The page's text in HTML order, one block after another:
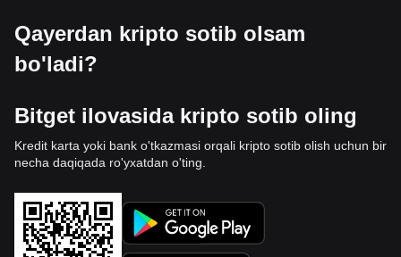
Qayerdan kripto sotib olsam
bo'ladi?
Bitget ilovasida kripto sotib oling
Kredit karta yoki bank o'tkazmasi orqali kripto sotib olish uchun bir
necha daqiqada ro'yxatdan o'ting.